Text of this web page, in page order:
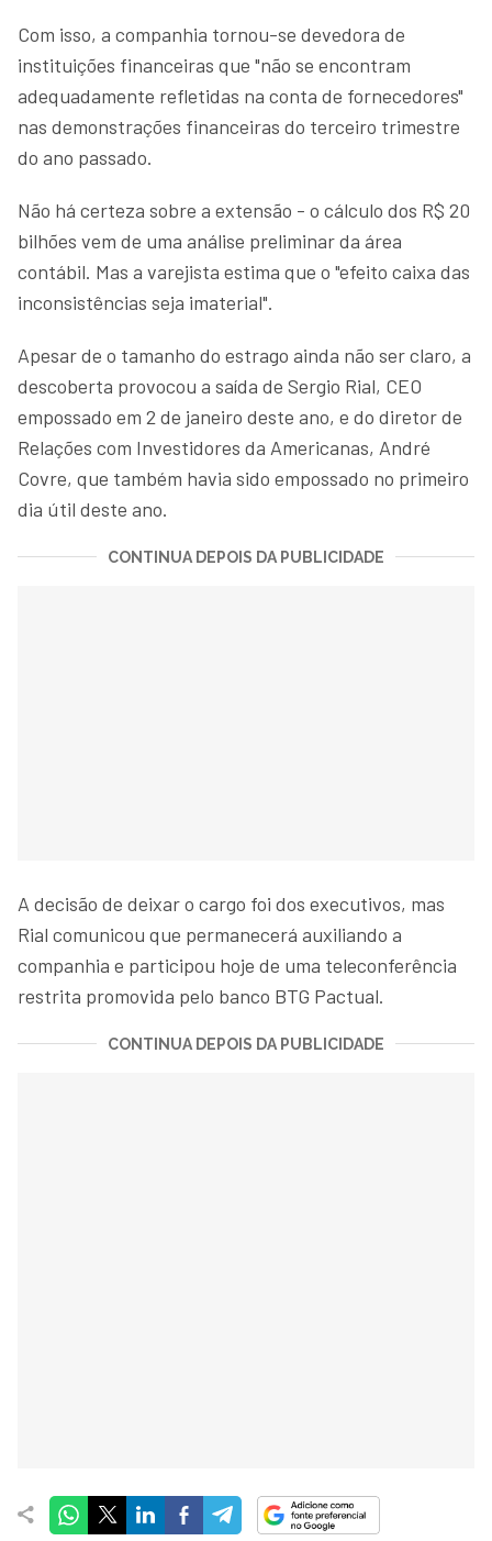
Com isso, a companhia tornou-se devedora de
instituições financeiras que "não se encontram
adequadamente refletidas na conta de fornecedores"
nas demonstrações financeiras do terceiro trimestre
do ano passado.
Não há certeza sobre a extensão - o cálculo dos R$ 20
bilhões vem de uma análise preliminar da área
contábil. Mas a varejista estima que o "efeito caixa das
inconsistências seja imaterial".
Apesar de o tamanho do estrago ainda não ser claro, a
descoberta provocou a saída de Sergio Rial, CEO
empossado em 2 de janeiro deste ano, e do diretor de
Relações com Investidores da Americanas, André
Covre, que também havia sido empossado no primeiro
dia útil deste ano.
CONTINUA DEPOIS DA PUBLICIDADE
A decisão de deixar o cargo foi dos executivos, mas
Rial comunicou que permanecerá auxiliando a
companhia e participou hoje de uma teleconferência
restrita promovida pelo banco BTG Pactual.
CONTINUA DEPOIS DA PUBLICIDADE